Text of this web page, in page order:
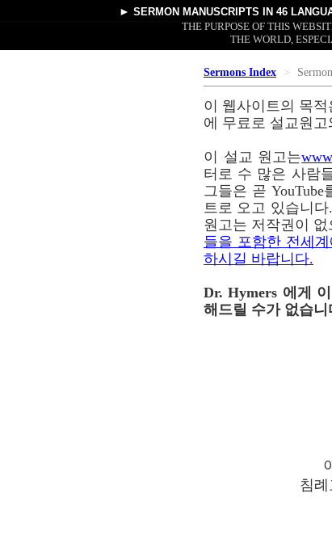
► SERMON MANUSCRIPTS IN 46
THE PURPOSE OF THIS
THE WORLD,
Sermons Index Sermon
이 웹사이트의 목
에 무료로 설교원
이 설교 원고는
터로 수 많은 사람
그들은 곧
트로 오고 있습니
원고는 저작권이
들을 포함한 전세
하시길 바랍니다.
Dr. Hymers 에게
해드릴 수가 없습니
침